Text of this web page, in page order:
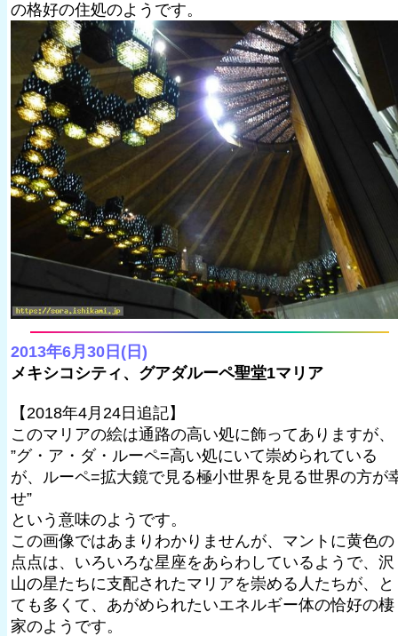
の格好の住処のようです。
2013年6月30日(日)
メキシコシティ、グアダルーペ聖堂1マリア
【2018年4月24日追記】
このマリアの絵は通路の高い処に飾ってありますが、
”グ・ア・ダ・ルーペ=高い処にいて崇められている
が、ルーペ=拡大鏡で見る極小世界を見る世界の方が
せ”
という意味のようです。
この画像ではあまりわかりませんが、マントに黄色の
点点は、いろいろな星座をあらわしているようで、沢
山の星たちに支配されたマリアを崇める人たちが、と
ても多くて、あがめられたいエネルギー体の恰好の棲
家のようです。